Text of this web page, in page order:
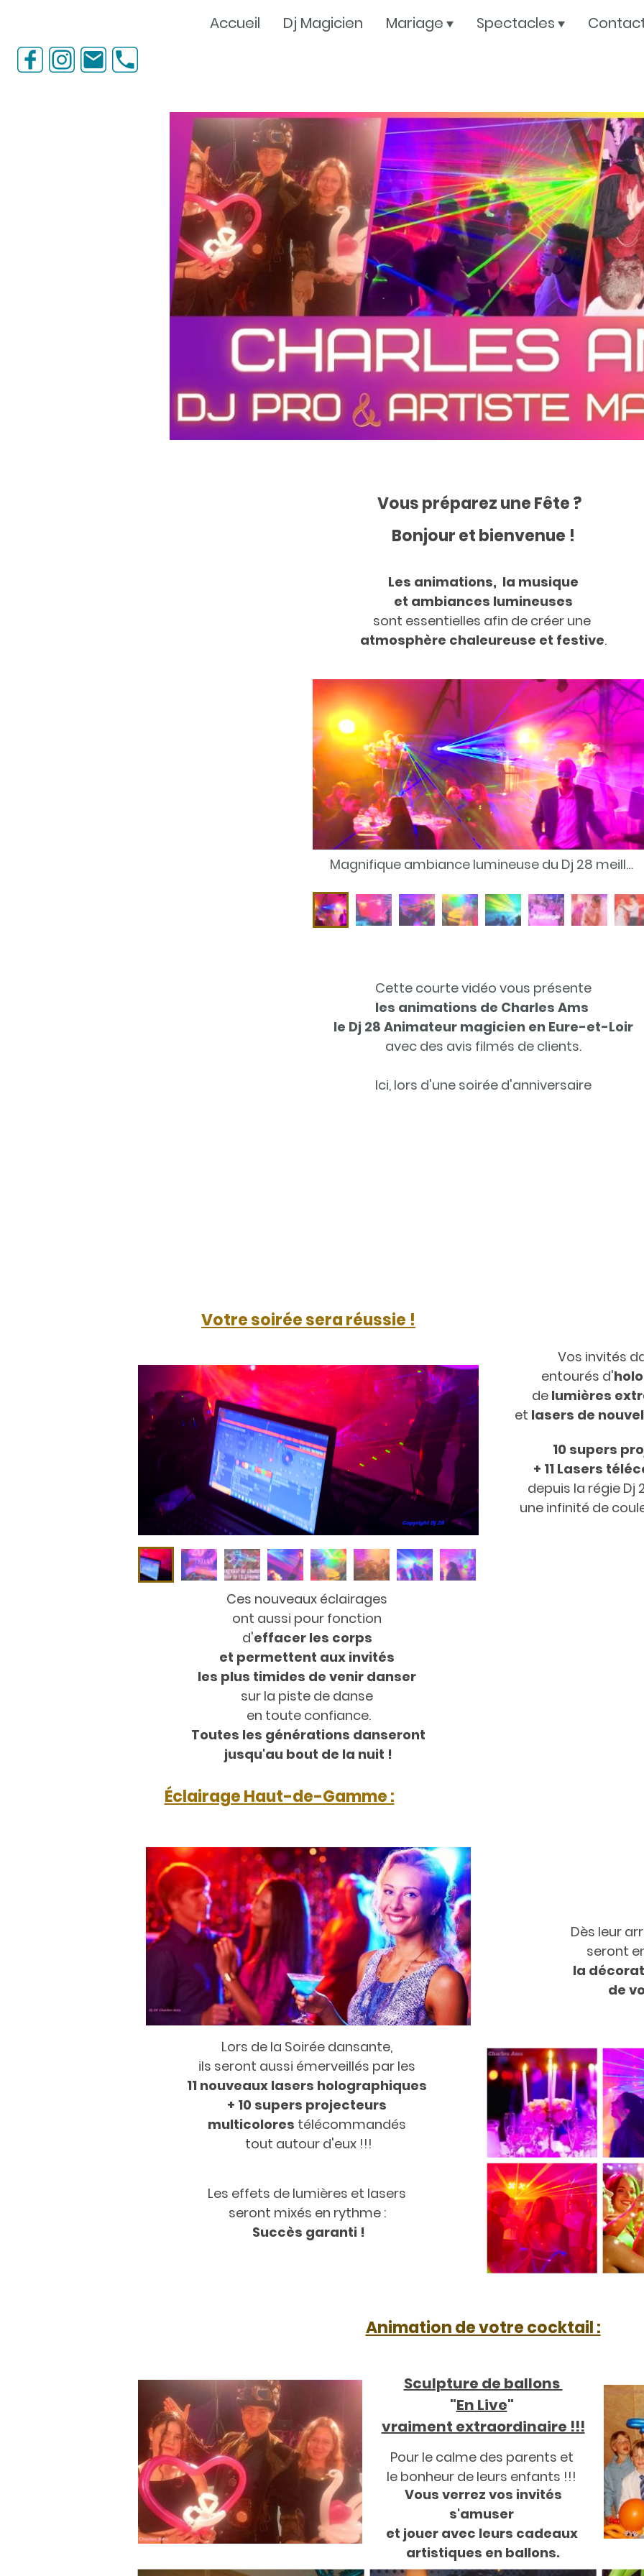
Accueil Dj Magicien Mariage Spectacles
Vous préparez une Fête ?
Bonjour et bienvenue !
Les animations, la musique
et ambiances lumineuses
sont essentielles afin de créer une
atmosphère chaleureuse et festive.
Mixage en live de vos musiques préférées avec le meilleur Dj 28 pour mariage à 28110 Lucé en Eure-et-Loir
Cette courte vidéo vous présente
les animations de Charles Ams
le Dj 28 Animateur magicien en Eure-et-Loir
avec des avis filmés de clients.
Ici, lors d'une soirée d'anniversaire
Votre soirée sera réussie !
Vos invités
entourés d'
de lumières
et lasers de
10 supers
+ 11 Lasers
depuis la régie Dj
une infinité de
Ces nouveaux éclairages
ont aussi pour fonction
d'effacer les corps
et permettent aux invités
les plus timides de venir danser
sur la piste de danse
en toute confiance.
Toutes les générations danseront
jusqu'au bout de la nuit !
Éclairage Haut-de-Gamme :
Dès leur
seront
la
de
Lors de la Soirée dansante,
ils seront aussi émerveillés par les
11 nouveaux lasers holographiques
+ 10 supers projecteurs
multicolores télécommandés
tout autour d'eux !!!
Les effets de lumières et lasers
seront mixés en rythme :
Succès garanti !
Animation de votre cocktail :
Sculpture de ballons
"En Live"
vraiment extraordinaire !!!
Pour le calme des parents et
le bonheur de leurs enfants !!!
Vous verrez vos invités
s'amuser
et jouer avec leurs cadeaux
artistiques en ballons.